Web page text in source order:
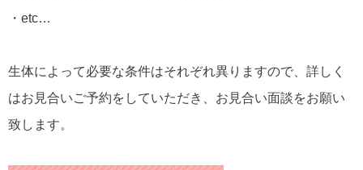
・etc…
生体によって必要な条件はそれぞれ異りますので、詳しく
はお見合いご予約をしていただき、お見合い面談をお願い
致します。